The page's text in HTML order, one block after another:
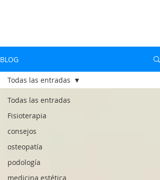
BLOG
Todas las entradas
Fisioterapia
consejos
osteopatía
podología
medicina estética
Todas las entradas